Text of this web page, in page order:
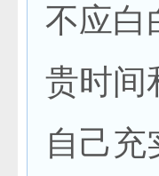
不应白
贵时间
自己